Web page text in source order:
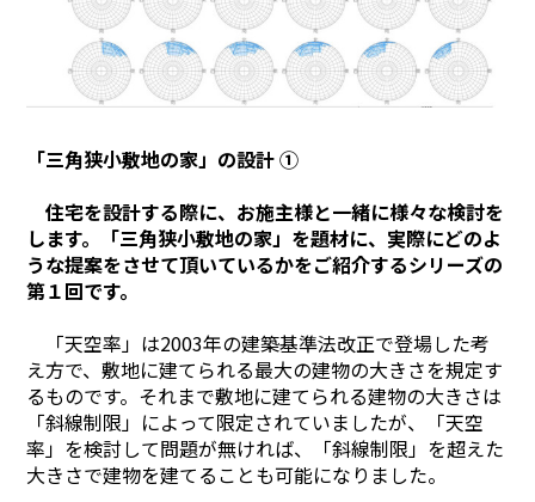
About
Works
Flow
Blog
「三角狭小敷地の家」の設計 ①
住宅を設計する際に、お施主様と一緒に様々な検討を
します。「三角狭小敷地の家」を題材に、実際にどのよ
うな提案をさせて頂いているかをご紹介するシリーズの
第１回です。
「天空率」は2003年の建築基準法改正で登場した考
え方で、敷地に建てられる最大の建物の大きさを規定す
るものです。それまで敷地に建てられる建物の大きさは
「斜線制限」によって限定されていましたが、「天空
率」を検討して問題が無ければ、「斜線制限」を超えた
大きさで建物を建てることも可能になりました。